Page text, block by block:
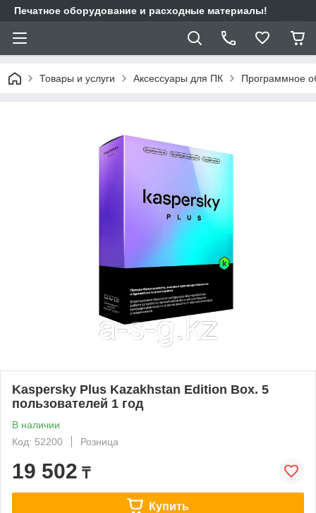
Печатное оборудование и расходные материалы!
Товары и услуги Аксессуары для ПК Программное
Kaspersky Plus Kazakhstan Edition Box. 5
пользователей 1 год
В наличии
Код: 52200
Розница
19 502 ₸
Купить